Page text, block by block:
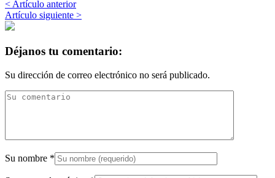
< Artículo anterior
Artículo siguiente >
Déjanos tu comentario:
Su dirección de correo electrónico no será publicado.
Su nombre *